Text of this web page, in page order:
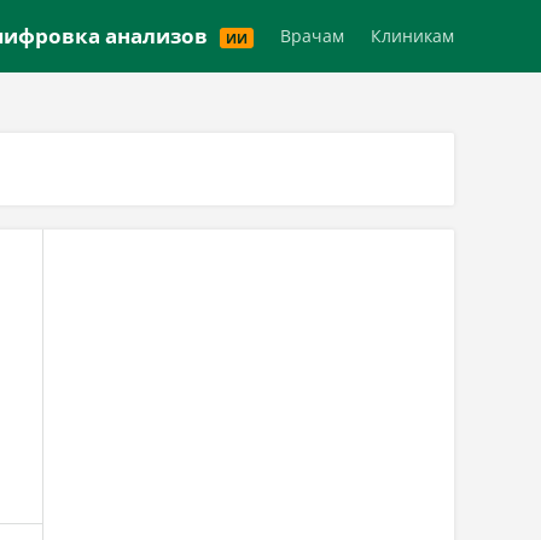
анализов ИИ Врачам Клиникам